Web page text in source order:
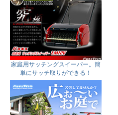
家庭用サッチングスイーパー。簡
単にサッチ取りができる！